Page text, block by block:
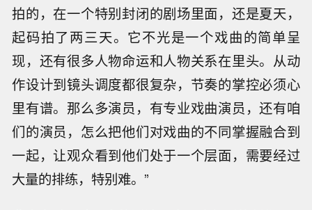
拍的，在一个特别封闭的剧场里面，还是夏天，
起码拍了两三天。它不光是一个戏曲的简单呈
现，还有很多人物命运和人物关系在里头。从动
作设计到镜头调度都很复杂，节奏的掌控必须心
里有谱。那么多演员，有专业戏曲演员，还有咱
们的演员，怎么把他们对戏曲的不同掌握融合到
一起，让观众看到他们处于一个层面，需要经过
大量的排练，特别难。”